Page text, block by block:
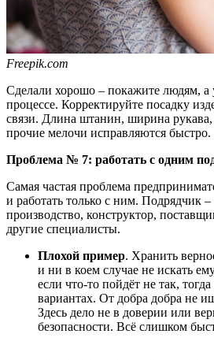
Freepik.com
Сделали хорошо – покажите людям, а
процессе. Корректируйте посадку
связи. Длина штанин, ширина
прочие мелочи исправляются быстро.
Проблема № 7: работать с одним
Самая частая проблема
и работать только с ним. Подрядчик –
производство, конструктор,
другие специалисты.
Плохой пример. Хранить
и ни в коем случае не искать
если что-то пойдёт не так,
вариантах. От добра добра не
Здесь дело не в доверии или
безопасности. Всё слишком